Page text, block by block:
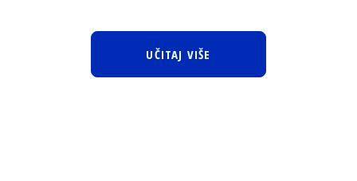
UČITAJ VIŠE